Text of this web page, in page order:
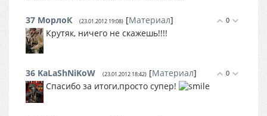
0
37 МорлоК (23.01.2012 19:08) [Материал]
Крутяк, ничего не скажешь!!!!
0
36 KaLaShNiKoW (23.01.2012 18:42) [Материал]
Спасибо за итоги,просто супер!